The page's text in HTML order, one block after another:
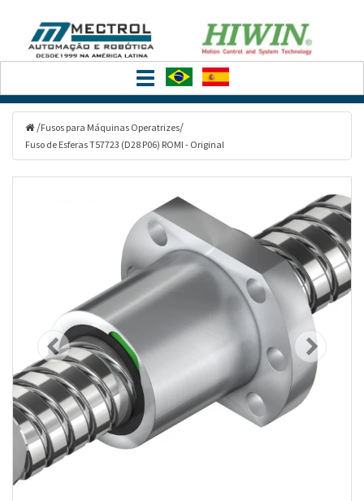
Toggle
navigation
/Fusos para Máquinas Operatrizes/
Fuso de Esferas T57723 (D28 P06) ROMI - Original
Filtrar
Categorias